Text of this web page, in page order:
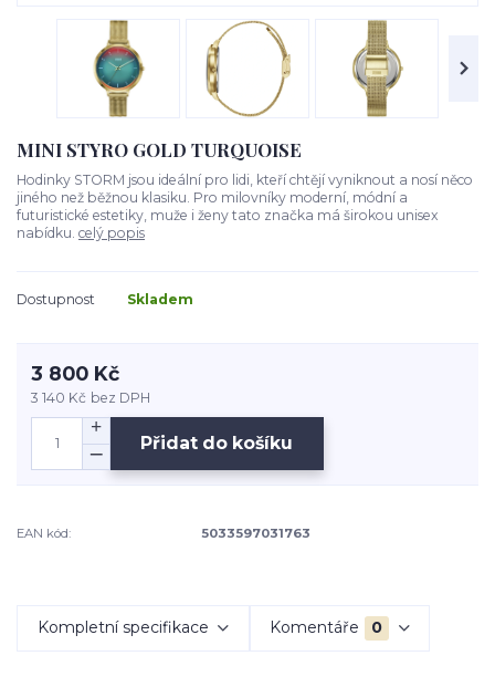
MINI STYRO GOLD TURQUOISE
Hodinky STORM jsou ideální pro lidi, kteří chtějí vyniknout a nosí něco
jiného než běžnou klasiku. Pro milovníky moderní, módní a
futuristické estetiky, muže i ženy tato značka má širokou unisex
nabídku. celý popis
Dostupnost Skladem
3 800 Kč
3 140 Kč bez DPH
Přidat do košíku
EAN kód: 5033597031763
Kompletní specifikace Komentáře 0